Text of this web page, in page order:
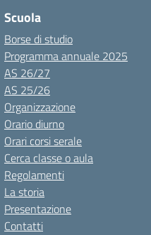
Scuola
Borse di studio
Programma annuale 2025
AS 26/27
AS 25/26
Organizzazione
Orario diurno
Orari corsi serale
Cerca classe o aula
Regolamenti
La storia
Presentazione
Contatti